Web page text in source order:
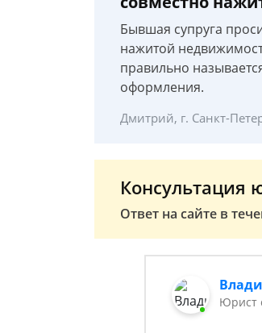
Бывшая супруга
нажитой
правильно
оформления.
Дмитрий, г. Санкт-
Консультация
Ответ на сайте в
Юрист